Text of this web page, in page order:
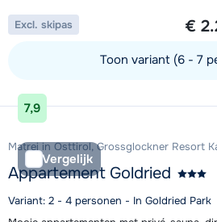
€
Excl. skipas
Toon variant (6 - 7
Bekijk accommodatie
7,9
Vergelijk
Matrei in Osttirol, Grossglockner Resort
Appartement Goldried
Variant: 2 - 4 personen - In Goldried Park